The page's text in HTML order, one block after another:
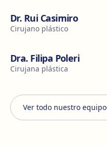
Dr. Rui Casimiro
Cirujano plástico
Dra. Filipa Poleri
Cirujana plástica
Ver todo nuestro equipo